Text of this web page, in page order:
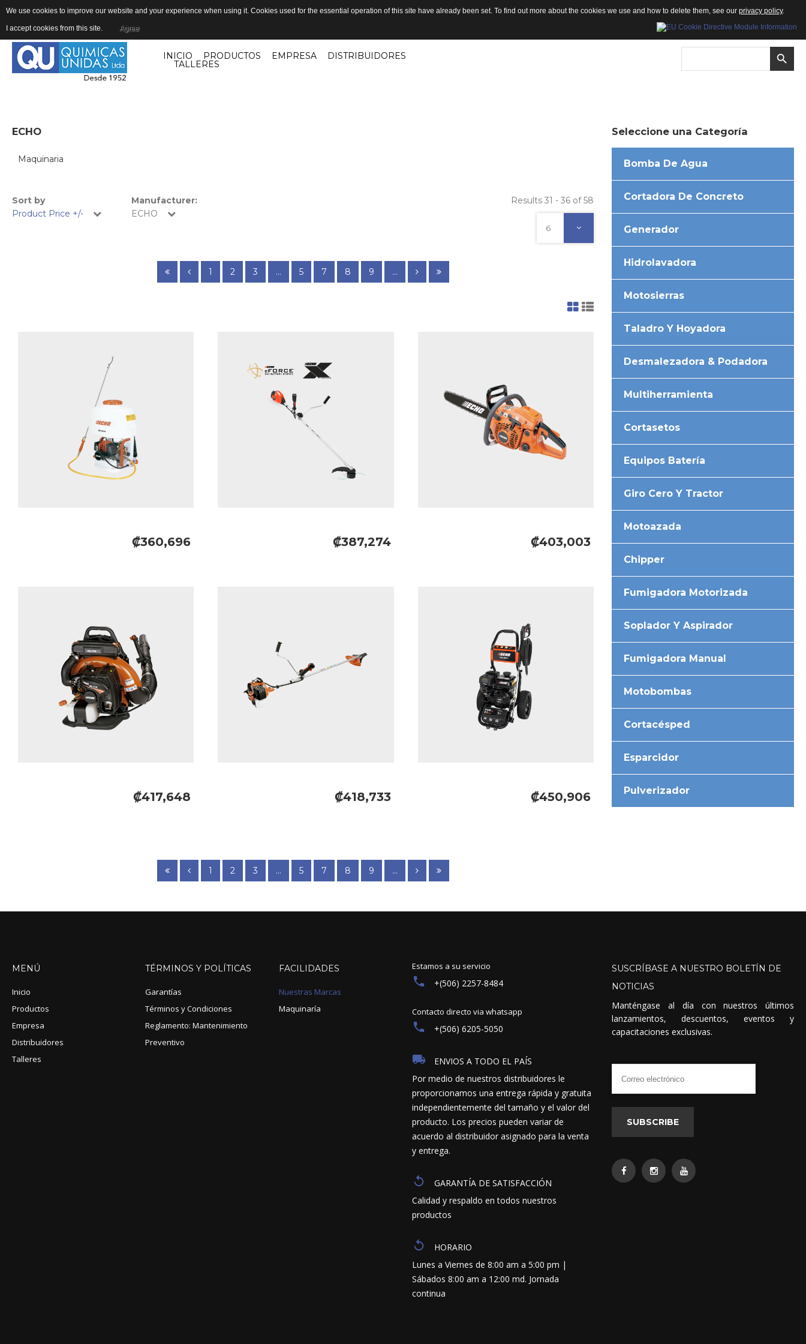
INICIO PRODUCTOS EMPRESA DISTRIBUIDORES
TALLERES
ECHO
Maquinaria
Sort by
Product Price +/-
Manufacturer:
ECHO
Results 31 - 36 of 58
6
1 2 3 ... 5 7 8 9 ...
₡360,696 ₡387,274 ₡403,003
₡417,648 ₡418,733 ₡450,906
1 2 3 ... 5 7 8 9 ...
Seleccione una Categoría
Bomba De Agua
Cortadora De Concreto
Generador
Hidrolavadora
Motosierras
Taladro Y Hoyadora
Desmalezadora & Podadora
Multiherramienta
Cortasetos
Equipos Batería
Giro Cero Y Tractor
Motoazada
Chipper
Fumigadora Motorizada
Soplador Y Aspirador
Fumigadora Manual
Motobombas
Cortacésped
Esparcidor
Pulverizador
MENÚ
Inicio
Productos
Empresa
Distribuidores
Talleres
TÉRMINOS Y POLÍTICAS
Garantías
Términos y Condiciones
Reglamento: Mantenimiento
Preventivo
FACILIDADES
Nuestras Marcas
Maquinaría
Estamos a su servicio
+(506) 2257-8484
Contacto directo via whatsapp
+(506) 6205-5050
ENVIOS A TODO EL PAÍS
Por medio de nuestros distribuidores le
proporcionamos una entrega rápida y gratuita
independientemente del tamaño y el valor del
producto. Los precios pueden variar de
acuerdo al distribuidor asignado para la venta
y entrega.
GARANTÍA DE SATISFACCIÓN
Calidad y respaldo en todos nuestros
productos
HORARIO
Lunes a Viernes de 8:00 am a 5:00 pm |
Sábados 8:00 am a 12:00 md. Jornada
continua
SUSCRÍBASE A NUESTRO BOLETÍN DE
NOTICIAS
Manténgase al día con nuestros últimos
lanzamientos, descuentos, eventos y
capacitaciones exclusivas.
SUBSCRIBE
We use cookies to improve our website and your experience when using it. Cookies used for the essential operation of this site have already been set. To find out more about the cookies we use and how to delete them, see our privacy policy.
I accept cookies from this site. Agree